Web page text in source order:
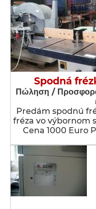
Spodná
Πώληση /
Predám spodnú
fréza vo výbornom
Cena 1000 Euro